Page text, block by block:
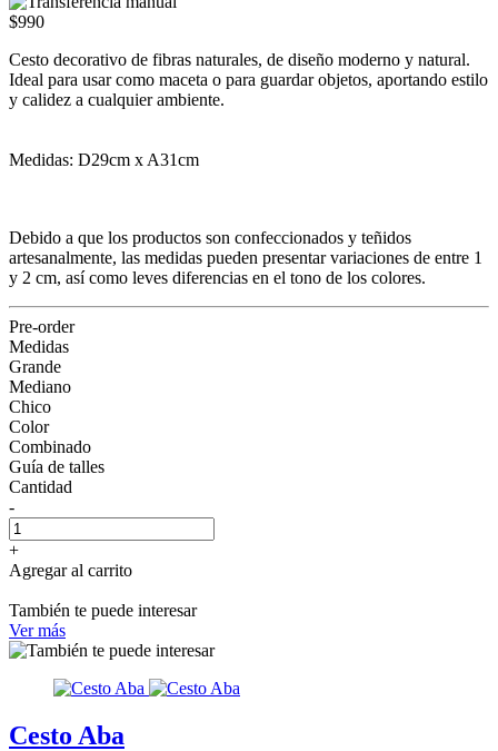
$990
Cesto decorativo de fibras naturales, de diseño moderno y natural.
Ideal para usar como maceta o para guardar objetos, aportando estilo
y calidez a cualquier ambiente.
Medidas: D29cm x A31cm
Debido a que los productos son confeccionados y teñidos
artesanalmente, las medidas pueden presentar variaciones de entre 1
y 2 cm, así como leves diferencias en el tono de los colores.
Pre-order
Medidas
Grande
Mediano
Chico
Color
Combinado
Guía de talles
Cantidad
-
+
Agregar al carrito
También te puede interesar
Ver más
Cesto Aba